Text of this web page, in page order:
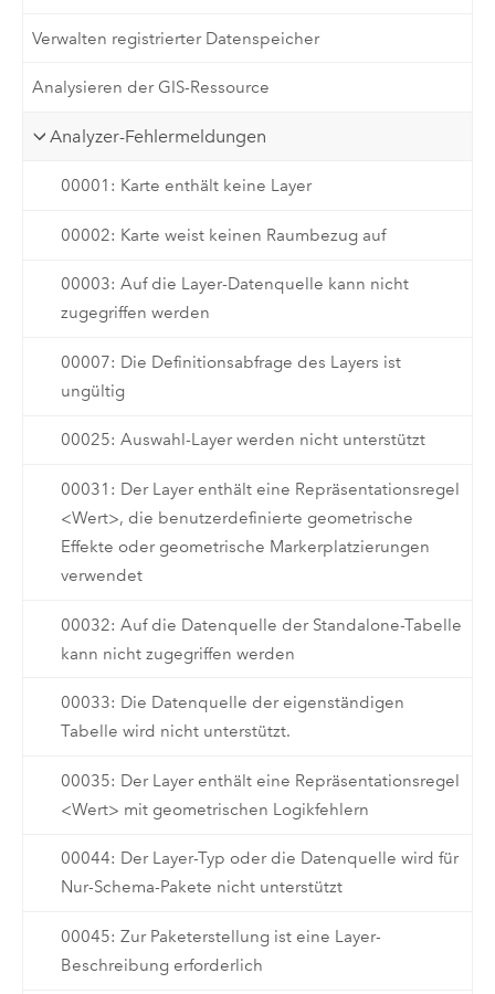
Verwalten registrierter Datenspeicher
Analysieren der GIS-Ressource
Analyzer-Fehlermeldungen
00001: Karte enthält keine Layer
00002: Karte weist keinen Raumbezug auf
00003: Auf die Layer-Datenquelle kann nicht
zugegriffen werden
00007: Die Definitionsabfrage des Layers ist
ungültig
00025: Auswahl-Layer werden nicht unterstützt
00031: Der Layer enthält eine Repräsentationsregel
<Wert>, die benutzerdefinierte geometrische
Effekte oder geometrische Markerplatzierungen
verwendet
00032: Auf die Datenquelle der Standalone-Tabelle
kann nicht zugegriffen werden
00033: Die Datenquelle der eigenständigen
Tabelle wird nicht unterstützt.
00035: Der Layer enthält eine Repräsentationsregel
<Wert> mit geometrischen Logikfehlern
00044: Der Layer-Typ oder die Datenquelle wird für
Nur-Schema-Pakete nicht unterstützt
00045: Zur Paketerstellung ist eine Layer-
Beschreibung erforderlich